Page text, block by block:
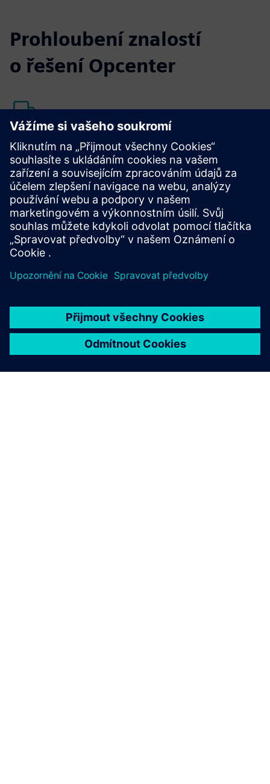
Prohloubení znalostí
o řešení Opcenter
Zákaznická podpora
Siemens nabízí špičkovou zákaznickou podporu pro
Opcenter a všechny naše produkty.
Kontaktovat podporu
Blog řešení Opcenter
Držte krok s nejnovějšími zprávami a nejdůležitějšími
Navštívit blog